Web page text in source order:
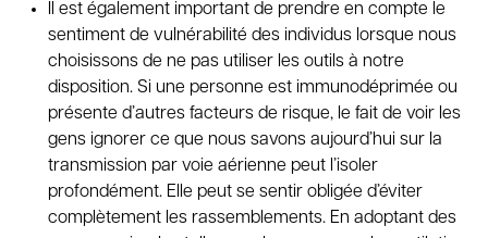
Il est également important de prendre en compte le
sentiment de vulnérabilité des individus lorsque nous
choisissons de ne pas utiliser les outils à notre
disposition. Si une personne est immunodéprimée ou
présente d’autres facteurs de risque, le fait de voir les
gens ignorer ce que nous savons aujourd’hui sur la
transmission par voie aérienne peut l’isoler
profondément. Elle peut se sentir obligée d’éviter
complètement les rassemblements. En adoptant des